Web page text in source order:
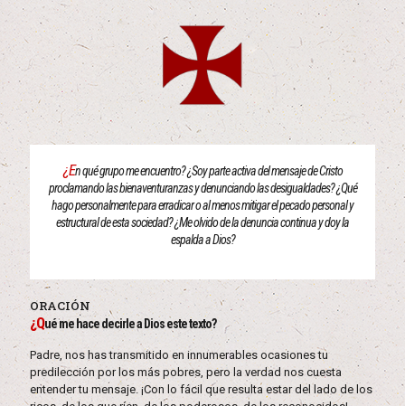
¿En qué grupo me encuentro? ¿Soy parte activa del mensaje de Cristo
proclamando las bienaventuranzas y denunciando las desigualdades? ¿Qué
hago personalmente para erradicar o al menos mitigar el pecado personal y
estructural de esta sociedad? ¿Me olvido de la denuncia continua y doy la
espalda a Dios?
ORACIÓN
¿Qué me hace decirle a Dios este texto?
Padre, nos has transmitido en innumerables ocasiones tu
predilección por los más pobres, pero la verdad nos cuesta
entender tu mensaje. ¡Con lo fácil que resulta estar del lado de los